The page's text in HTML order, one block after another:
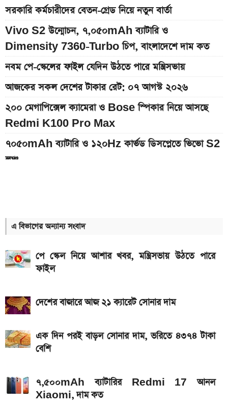
সরকারি কর্মচারীদের বেতন-গ্রেড নিয়ে নতুন বার্তা
Vivo S2 উন্মোচন, ৭,০৫০mAh ব্যাটারি ও
Dimensity 7360-Turbo চিপ, বাংলাদেশে দাম কত
নবম পে-স্কেলের ফাইল যেদিন উঠতে পারে মন্ত্রিসভায়
আজকের সকল দেশের টাকার রেট: ০৭ আগস্ট ২০২৬
২০০ মেগাপিক্সেল ক্যামেরা ও Bose স্পিকার নিয়ে আসছে
Redmi K100 Pro Max
৭০৫০mAh ব্যাটারি ও ১২০Hz কার্ভড ডিসপ্লেতে ভিভো S2
লঞ্চ
কত
আগামী সপ্তাহেই সুখবর, বেতন-ইনক্রিমেট নিয়ে যা জানা গেল
Hero Xtreme 125R V2 বাইকটি কবে আসবে
বাংলাদেশে ও দাম কত
আজকের স্বর্ণের বাজারদর: ০৭ আগস্ট ২০২৬
দেশের বাজারে আজ ১৮, ২১ ও ২২ ক্যারেট একভরি সোনার
দাম
Bajaj Pulsar N160 S ও N160 SS লঞ্চ, থাকছে ৪-
iQOO Z11-এ থাকছে ৬.৮৩ ইঞ্চির কার্ভড AMOLED
ডিসপ্লে, থাকছে সরু ফ্রেম
এ বিভাগের অন্যান্য সংবাদ
পে স্কেল নিয়ে আশার খবর, মন্ত্রিসভায় উঠতে পারে
ফাইল
দেশের বাজারে আজ ২১ ক্যারেট সোনার দাম
এক দিন পরই বাড়ল সোনার দাম, ভরিতে ৪৩৭৪ টাকা
বেশি
৭,৫০০mAh ব্যাটারির Redmi 17 আনল
Xiaomi, দাম কত